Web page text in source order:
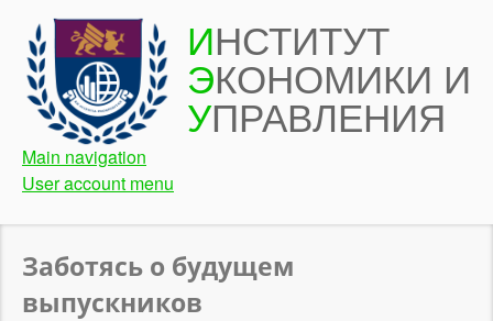
Перейти
основному
содержанию
ИНСТИТУТ
ЭКОНОМИКИ И
УПРАВЛЕНИЯ
Main navigation
User account menu
Заботясь о будущем
выпускников